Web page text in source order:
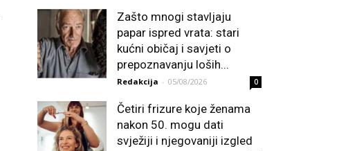
Zašto mnogi stavljaju
papar ispred vrata: stari
kućni običaj i savjeti o
prepoznavanju loših...
Redakcija - 05/08/2026 0
Četiri frizure koje ženama
nakon 50. mogu dati
svježiji i njegovaniji izgled